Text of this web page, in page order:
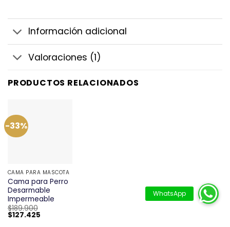
Información adicional
Valoraciones (1)
PRODUCTOS RELACIONADOS
-33%
CAMA PARA MASCOTA
Cama para Perro
Desarmable
Impermeable
$189.900
El
precio
$127.425El